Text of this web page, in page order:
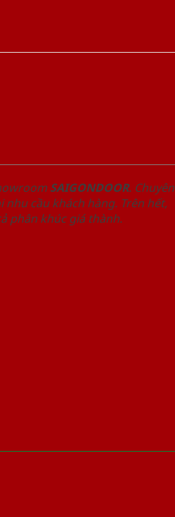
SAIGONDOOR. Chuyên
cầu khách hàng. Trên hết,
phân khúc giá thành.